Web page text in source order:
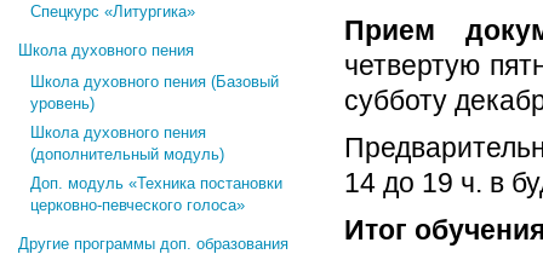
Прием
четвертую
субботу
14 до 19 ч. в
Итог
Спецкурс «Литургика»
Школа духовного пения
Школа духовного пения (Базовый
уровень)
Школа духовного пения
(дополнительный модуль)
Доп. модуль «Техника постановки
церковно-певческого голоса»
Другие программы доп. образования